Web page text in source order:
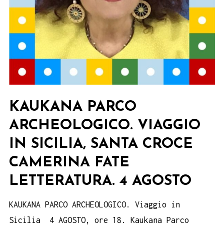
KAUKANA PARCO
ARCHEOLOGICO. VIAGGIO
IN SICILIA, SANTA CROCE
CAMERINA FATE
LETTERATURA. 4 AGOSTO
KAUKANA PARCO ARCHEOLOGICO. Viaggio in
Sicilia 4 AGOSTO, ore 18. Kaukana Parco